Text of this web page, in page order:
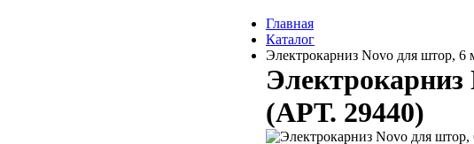
Главная
Каталог
Электрокарниз Novo для штор,
(АРТ. 29440)